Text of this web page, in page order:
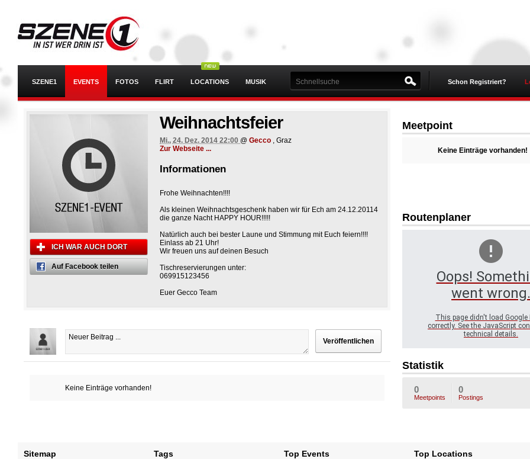
SZENE1 EVENTS FOTOS FLIRT LOCATIONS MUSIK Schon Registriert?
ICH WAR AUCH DORT
Auf Facebook teilen
Weihnachtsfeier
Mi., 24. Dez. 2014 22:00 @ Gecco , Graz
Zur Webseite ...
Informationen
Frohe Weihnachten!!!!
Als kleinen Weihnachtsgeschenk haben wir für Ech am 24.12.20114
die ganze Nacht HAPPY HOUR!!!!!
Natürlich auch bei bester Laune und Stimmung mit Euch feiern!!!!
Einlass ab 21 Uhr!
Wir freuen uns auf deinen Besuch
Tischreservierungen unter:
069915123456
Euer Gecco Team
Keine Einträge vorhanden!
Meetpoint
Keine Einträge vorhanden!
Routenplaner
Oops!
went wrong.
This page didn't load Google
correctly. See the JavaScript
technical details.
Statistik
0
Meetpoints
0
Postings
Sitemap Tags Top Events Top Locations